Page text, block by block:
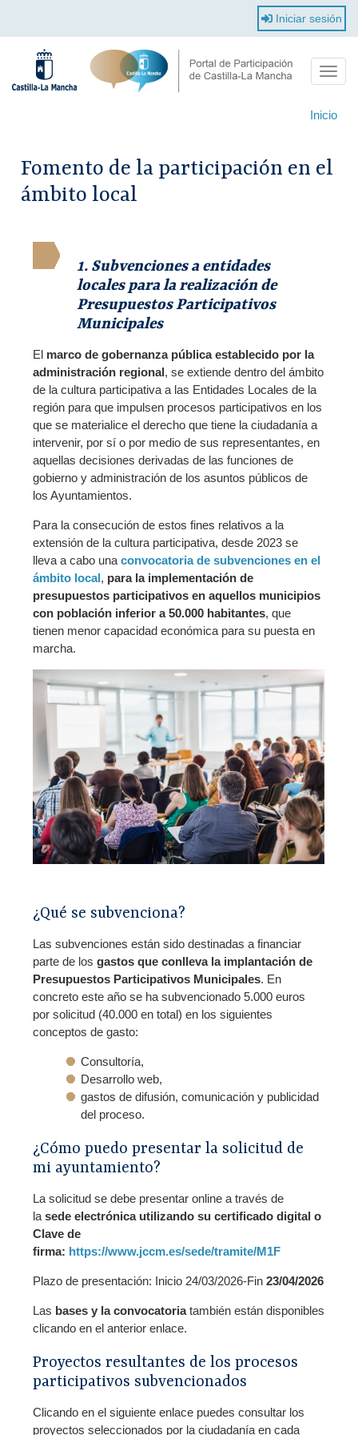
contenido
principal
Toggle
Iniciar sesión
Inicio
Fomento de la participación en el
ámbito local
1. Subvenciones a entidades
locales para la realización de
Presupuestos Participativos
Municipales
El marco de gobernanza pública establecido por la
administración regional, se extiende dentro del ámbito
de la cultura participativa a las Entidades Locales de la
región para que impulsen procesos participativos en los
que se materialice el derecho que tiene la ciudadanía a
intervenir, por sí o por medio de sus representantes, en
aquellas decisiones derivadas de las funciones de
gobierno y administración de los asuntos públicos de
los Ayuntamientos.
Para la consecución de estos fines relativos a la
extensión de la cultura participativa, desde 2023 se
lleva a cabo unaconvocatoria de subvenciones en el
ámbito local, para la implementación de
presupuestos participativos en aquellos municipios
con población inferior a 50.000 habitantes, que
tienen menor capacidad económica para su puesta en
marcha.
¿Qué se subvenciona?
Las subvenciones están sido destinadas a financiar
parte de losgastos que conlleva la implantación de
Presupuestos Participativos Municipales. En
concreto este año se ha subvencionado 5.000 euros
por solicitud (40.000 en total) en los siguientes
conceptos de gasto:
Consultoría,
Desarrollo web,
gastos de difusión, comunicación y publicidad
del proceso.
¿Cómo puedo presentar la solicitud de
mi ayuntamiento?
La solicitud se debe presentar online a través de
lasede electrónica utilizando su certificado digital o
Clave de
firma: https://www.jccm.es/sede/tramite/M1F
Plazo de presentación: Inicio 24/03/2026-Fin23/04/2026
Las bases y la convocatoriatambién están disponibles
clicando en el anterior enlace.
Proyectos resultantes de los procesos
participativos subvencionados
Clicando en el siguiente enlace puedes consultar los
proyectos seleccionados por la ciudadanía en cada